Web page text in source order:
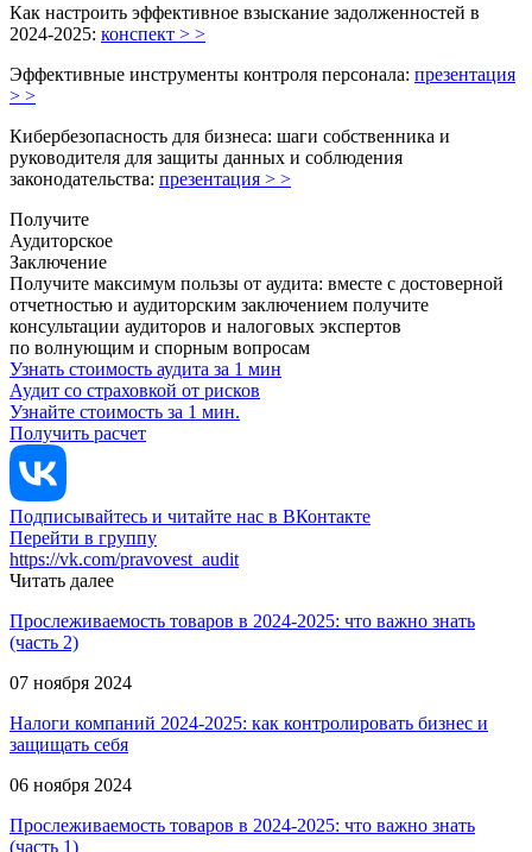
Как настроить эффективное взыскание задолженностей в
2024-2025: конспект > >
Эффективные инструменты контроля персонала: презентация
> >
Кибербезопасность для бизнеса: шаги собственника и
руководителя для защиты данных и соблюдения
законодательства: презентация > >
Получите
Аудиторское
Заключение
Получите максимум пользы от аудита: вместе с достоверной
отчетностью и аудиторским заключением получите
консультации аудиторов и налоговых экспертов
по волнующим и спорным вопросам
Узнать стоимость аудита за 1 мин
Аудит со страховкой от рисков
Узнайте стоимость за 1 мин.
Получить расчет
Подписывайтесь и читайте нас в ВКонтакте
Перейти в группу
https://vk.com/pravovest_audit
Читать далее
Прослеживаемость товаров в 2024-2025: что важно знать
(часть 2)
07 ноября 2024
Налоги компаний 2024-2025: как контролировать бизнес и
защищать себя
06 ноября 2024
Прослеживаемость товаров в 2024-2025: что важно знать
(часть 1)